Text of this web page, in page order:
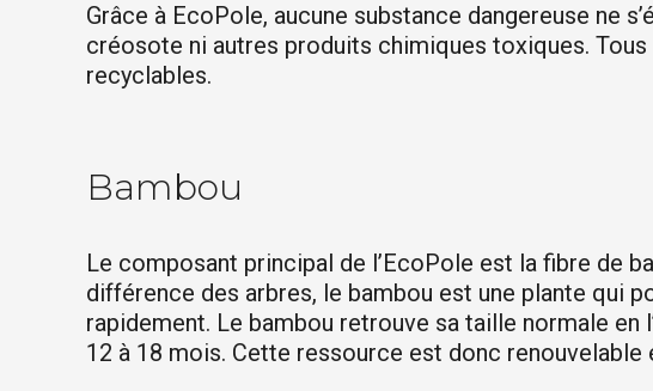
Grâce à EcoPole, aucune substance dangereuse ne
créosote ni autres produits chimiques toxiques.
recyclables.
Bambou
Le composant principal de l’EcoPole est la fibre de
différence des arbres, le bambou est une plante qui
rapidement. Le bambou retrouve sa taille normale en
12 à 18 mois. Cette ressource est donc renouvelable